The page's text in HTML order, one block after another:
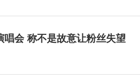
唱会 称不是故意让粉丝失望